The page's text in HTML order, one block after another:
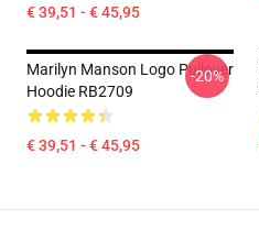
€ 39,51 - € 45,95
Marilyn Manson Logo Pullover
Hoodie RB2709
€ 39,51 - € 45,95
-20%